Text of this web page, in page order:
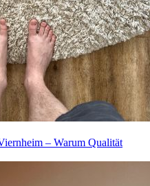
– Warum Qualität